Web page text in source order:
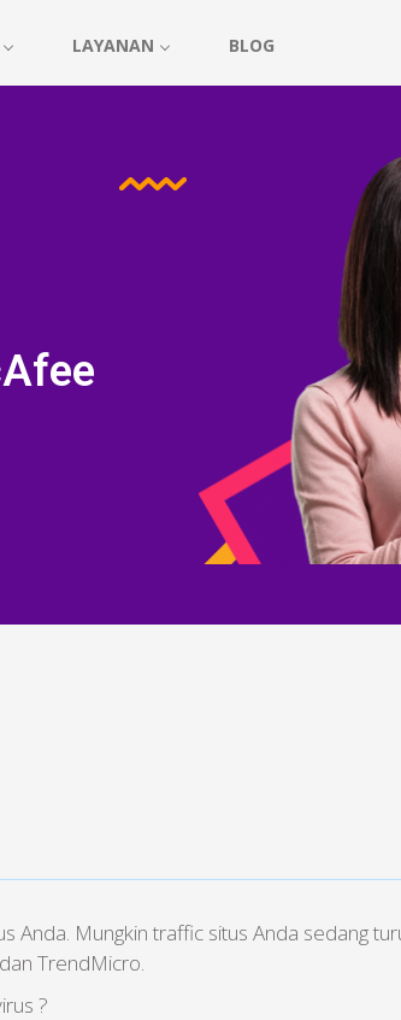
LAYANAN BLOG
Anda. Mungkin traffic situs Anda sedang
TrendMicro.
?